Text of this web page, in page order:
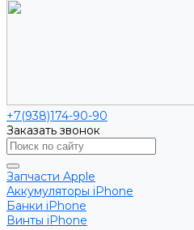
+7(938)174-90-90
Заказать звонок
Запчасти Apple
Аккумуляторы iPhone
Банки iPhone
Винты iPhone